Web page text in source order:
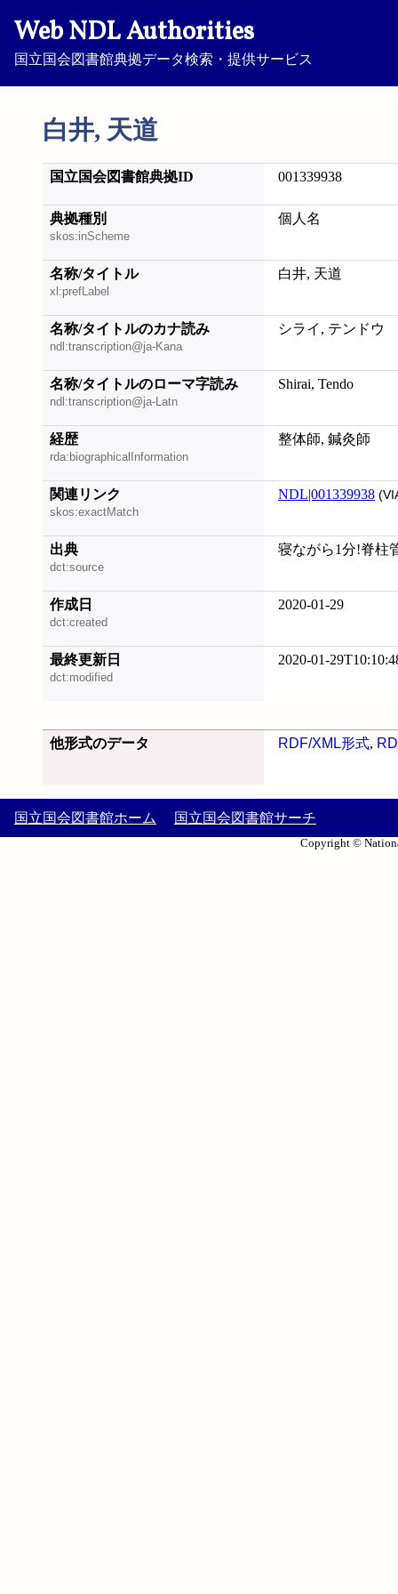
Web NDL Authorities
国立国会図書館典拠データ検索・提供サービス
白井, 天道
国立国会図書館典拠ID 001339938
典拠種別
skos:inScheme
個人名
名称/タイトル
xl:prefLabel
白井, 天道
名称/タイトルのカナ読み
ndl:transcription@ja-Kana
シライ, テンドウ
名称/タイトルのローマ字読み
ndl:transcription@ja-Latn
Shirai, Tendo
経歴
rda:biographicalInformation
整体師, 鍼灸師
関連リンク
skos:exactMatch
NDL|001339938
出典
dct:source
寝ながら1分!脊柱
作成日
dct:created
2020-01-29
最終更新日
dct:modified
2020-01-
他形式のデータ RDF/XML形式,
国立国会図書館ホーム 国立国会図書館サーチ
Copyright ©